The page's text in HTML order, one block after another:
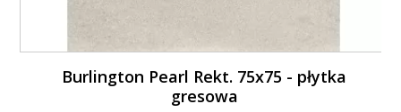
Burlington Pearl Rekt. 75x75 - płytka
gresowa